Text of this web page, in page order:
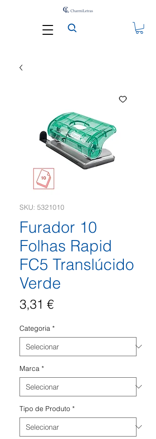
SKU: 5321010
Furador 10
Folhas Rapid
FC5 Translúcido
Verde
3,31 €Preço
Categoria *
Marca *
Tipo de Produto *